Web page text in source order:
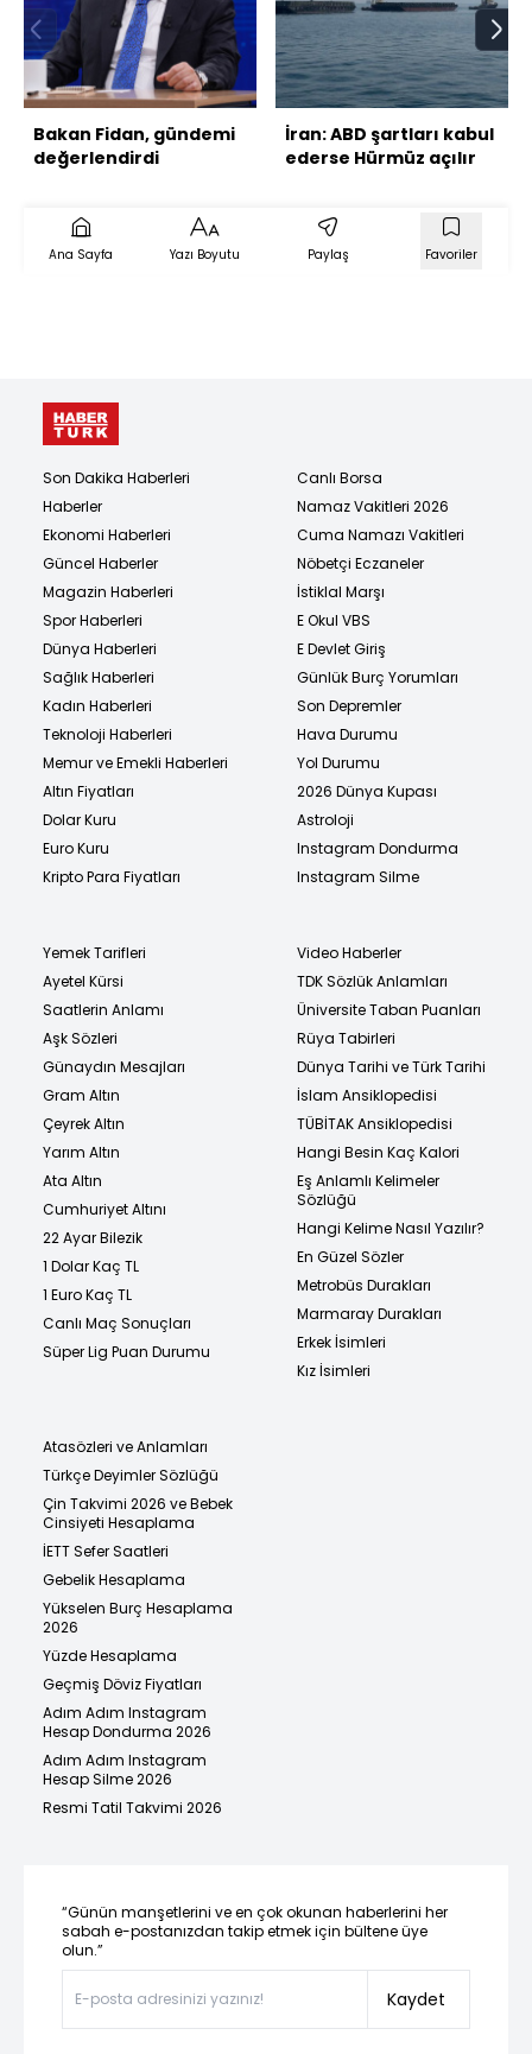
Bakan Fidan, gündemi
değerlendirdi
İran: ABD şartları kabul
ederse Hürmüz açılır
Ana Sayfa Yazı Boyutu Paylaş Favoriler
Son Dakika Haberleri
Haberler
Ekonomi Haberleri
Güncel Haberler
Magazin Haberleri
Spor Haberleri
Dünya Haberleri
Sağlık Haberleri
Kadın Haberleri
Teknoloji Haberleri
Memur ve Emekli Haberleri
Altın Fiyatları
Dolar Kuru
Euro Kuru
Kripto Para Fiyatları
Canlı Borsa
Namaz Vakitleri 2026
Cuma Namazı Vakitleri
Nöbetçi Eczaneler
İstiklal Marşı
E Okul VBS
E Devlet Giriş
Günlük Burç Yorumları
Son Depremler
Hava Durumu
Yol Durumu
2026 Dünya Kupası
Astroloji
Instagram Dondurma
Instagram Silme
Yemek Tarifleri
Ayetel Kürsi
Saatlerin Anlamı
Aşk Sözleri
Günaydın Mesajları
Gram Altın
Çeyrek Altın
Yarım Altın
Ata Altın
Cumhuriyet Altını
22 Ayar Bilezik
1 Dolar Kaç TL
1 Euro Kaç TL
Canlı Maç Sonuçları
Süper Lig Puan Durumu
Video Haberler
TDK Sözlük Anlamları
Üniversite Taban Puanları
Rüya Tabirleri
Dünya Tarihi ve Türk Tarihi
İslam Ansiklopedisi
TÜBİTAK Ansiklopedisi
Hangi Besin Kaç Kalori
Eş Anlamlı Kelimeler
Sözlüğü
Hangi Kelime Nasıl Yazılır?
En Güzel Sözler
Metrobüs Durakları
Marmaray Durakları
Erkek İsimleri
Kız İsimleri
Atasözleri ve Anlamları
Türkçe Deyimler Sözlüğü
Çin Takvimi 2026 ve Bebek
Cinsiyeti Hesaplama
İETT Sefer Saatleri
Gebelik Hesaplama
Yükselen Burç Hesaplama
2026
Yüzde Hesaplama
Geçmiş Döviz Fiyatları
Adım Adım Instagram
Hesap Dondurma 2026
Adım Adım Instagram
Hesap Silme 2026
Resmi Tatil Takvimi 2026
“Günün manşetlerini ve en çok okunan haberlerini her
sabah e-postanızdan takip etmek için bültene üye
olun.”
Kaydet